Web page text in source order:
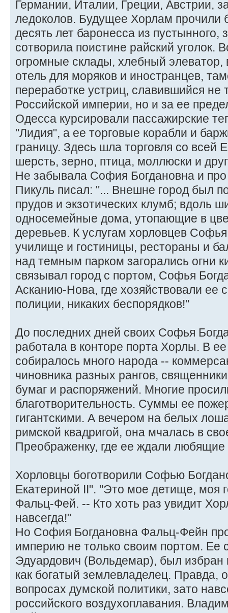
Германии, Италии, Греции, Австрии,
ледоколов. Будущее Хорлам прочили
десять лет баронесса из
сотворила поистине райский уголок.
огромные склады, хлебный элеватор,
отель для моряков и иностранцев,
переработке устриц, славившийся не
Российской империи, но и за ее
Одесса курсировали пассажирские
"Лидия", а ее торговые корабли и
границу. Здесь шла торговля со всей
шерсть, зерно, птица, моллюски и
Не забывала София Богдановна и
Пикуль писал: "... Внешне город был
прудов и экзотических клумб; вдоль
односемейные дома, утопающие в
деревьев. К услугам хорловцев
училище и гостиницы, рестораны и
над темным парком загорались огни
связывал город с портом, Софья
Асканию-Нова, где хозяйствовали ее
полиции, никаких беспорядков!"
До последних дней своих Софья
работала в конторе порта Хорлы. В
собиралось много народа --
чиновника разных рангов,
бумаг и распоряжений. Многие
благотворительность. Суммы ее
гигантскими. А вечером на белых
римской квадригой, она мчалась в
Преображенку, где ее ждали любящие
Хорловцы боготворили Софью
Екатериной II". "Это мое детище, моя
Фальц-Фей. -- Кто хоть раз увидит
навсегда!"
Но София Богдановна Фальц-Фейн
империю не только своим портом. Ее
Эдуардович (Вольдемар), был избран
как богатый землевладелец. Правда,
вопросах думской политики, зато
российского воздухоплавания.